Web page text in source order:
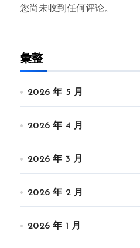
您尚未收到任何评论。
彙整
2026 年 5 月
2026 年 4 月
2026 年 3 月
2026 年 2 月
2026 年 1 月